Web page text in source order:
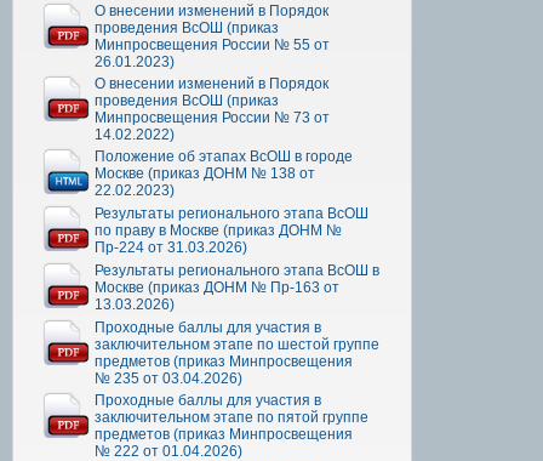
О внесении изменений в Порядок
проведения ВсОШ (приказ
Минпросвещения России № 55 от
26.01.2023)
О внесении изменений в Порядок
проведения ВсОШ (приказ
Минпросвещения России № 73 от
14.02.2022)
Положение об этапах ВсОШ в городе
Москве (приказ ДОНМ № 138 от
22.02.2023)
Результаты регионального этапа ВсОШ
по праву в Москве (приказ ДОНМ №
Пр-224 от 31.03.2026)
Результаты регионального этапа ВсОШ в
Москве (приказ ДОНМ № Пр-163 от
13.03.2026)
Проходные баллы для участия в
заключительном этапе по шестой группе
предметов (приказ Минпросвещения
№ 235 от 03.04.2026)
Проходные баллы для участия в
заключительном этапе по пятой группе
предметов (приказ Минпросвещения
№ 222 от 01.04.2026)